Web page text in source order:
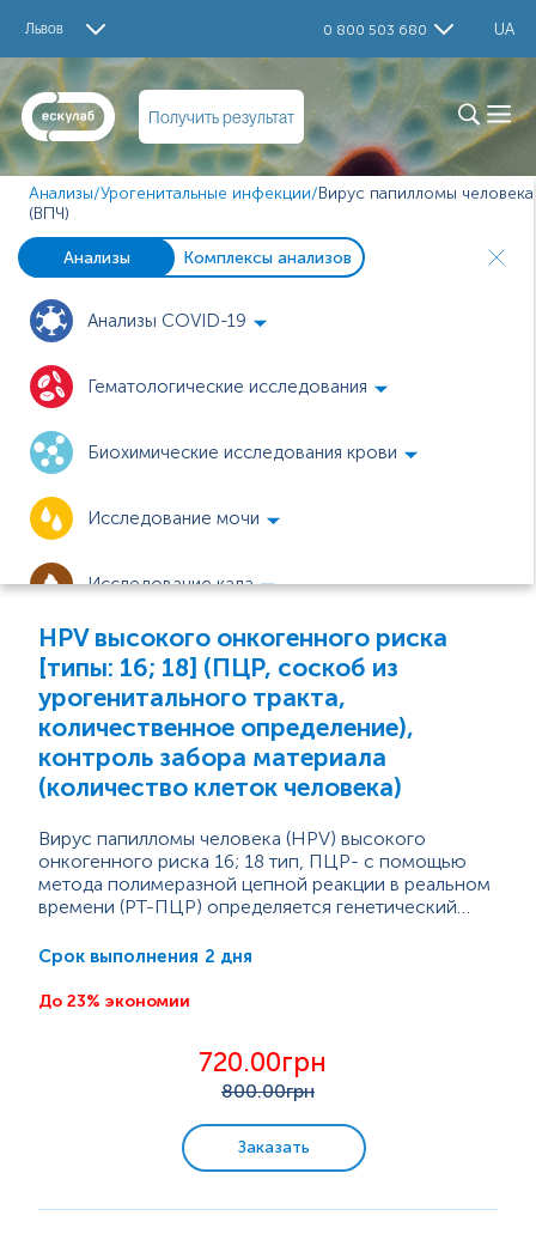
Львов 0 800 503 680 UA
Получить результат
Анализы/Урогенитальные инфекции/Вирус папилломы человека
(ВПЧ)
Анализы Комплексы анализов
Анализы COVID-19
Гематологические исследования
Биохимические исследования крови
Исследование мочи
Исследование кала
Исследование спермы
Инфекционные заболевания
Урогенитальные инфекции
Скрининг 7 инфекций, передающихся
половым путем (ИППП)
Вирус папилломы человека (ВПЧ)
Кандидоз
Хламидиоз
HPV высокого онкогенного риска
[типы: 16; 18] (ПЦР, соскоб из
урогенитального тракта,
количественное определение),
контроль забора материала
(количество клеток человека)
Вирус папилломы человека (HPV) высокого
онкогенного риска 16; 18 тип, ПЦР- с помощью
метода полимеразной цепной реакции в реальном
времени (РТ-ПЦР) определяется генетический
количественном формате на момент
правильную тактику ведения пациентки.
и предраковых поражений шейки матки.
началом сексуальной активности и...
Срок выполнения 2 дня
До 23% экономии
720.00грн
800.00грн
Заказать